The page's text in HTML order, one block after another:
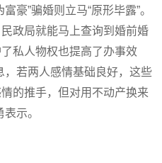
豪”骗婚则立马“原形毕露”。
政局就能马上查询到婚前婚
私人物权也提高了办事效
，若两人感情基础良好，这些
的推手，但对用不动产换来
示。